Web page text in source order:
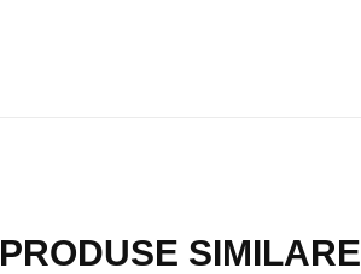
PRODUSE SIMILARE